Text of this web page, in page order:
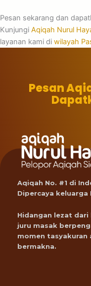
Pesan sekarang dan
Kunjungi Aqiqah Nurul
layanan kami di wilayah
Pesan
Aqiqah No. #1 di
Dipercaya keluarga
Hidangan lezat
juru masak
momen tasyakuran
bermakna.